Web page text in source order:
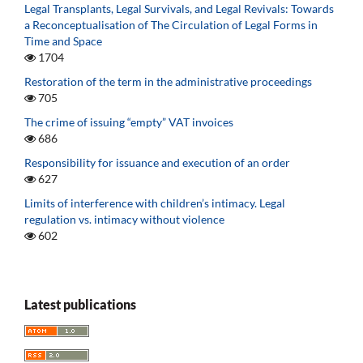
Legal Transplants, Legal Survivals, and Legal Revivals: Towards
a Reconceptualisation of The Circulation of Legal Forms in
Time and Space
1704
Restoration of the term in the administrative proceedings
705
The crime of issuing “empty” VAT invoices
686
Responsibility for issuance and execution of an order
627
Limits of interference with children’s intimacy. Legal
regulation vs. intimacy without violence
602
Latest publications